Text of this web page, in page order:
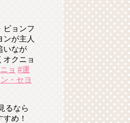
ビョンフ
ンが主人
いなが
オクニョ
ョ #運
・セヨ
るなら
め！